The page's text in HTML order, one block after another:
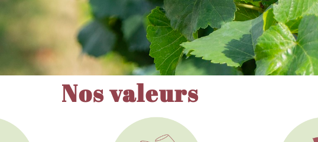
Nos valeurs